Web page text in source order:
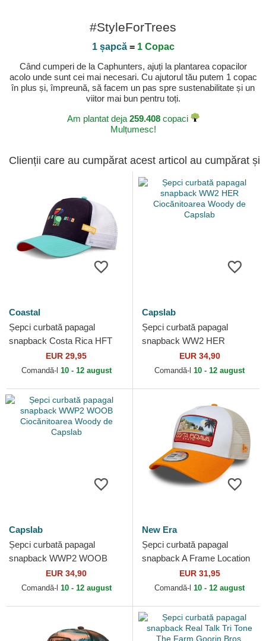
#StyleForTrees
1 șapcă= 1 Copac
Când cumperi de la Caphunters, ajuți la plantarea copacilor
acolo unde sunt cei mai necesari. Cu ajutorul tău putem 1 copac
în plus și, împreună, să facem un pas spre sustenabilitate și un
viitor mai bun pentru toți.
Am plantat deja 259.408copaci
Mulțumesc!
Clienții care au cumpărat acest articol au cumpărat și
Coastal
Șepci curbată papagal
snapback Costa Rica HFT
de CoastalEUR 29,95
Comandă-l 10 - 12 august
Capslab
Șepci curbată papagal
snapback WW2 HER
Ciocănitoarea Woody de
Capslab
EUR 34,90
Comandă-l 10 - 12 august
Capslab
Șepci curbată papagal
snapback WWP2 WOOB
Ciocănitoarea Woody de
Capslab
EUR 34,90
Comandă-l 10 - 12 august
New Era
Șepci curbată papagal
snapback A Frame Location
Patch de Costa Brava de
New Era
EUR 31,95
Comandă-l 10 - 12 august